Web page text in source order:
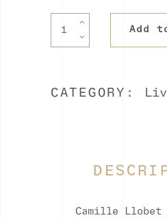
Glacier
noir.
Camille
Add
CATEGORY:
Camille Llobet